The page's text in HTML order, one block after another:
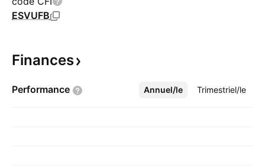
ESVUFB
Finances
Performance Annuel/le Trimestriel/le
Plus